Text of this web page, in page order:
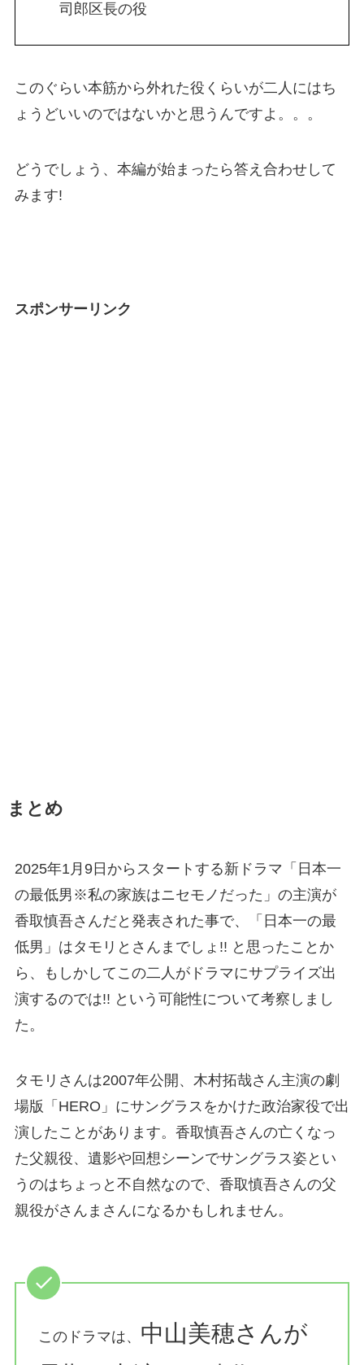
司郎区長の役
このぐらい本筋から外れた役くらいが二人にはち
ょうどいいのではないかと思うんですよ。。。
どうでしょう、本編が始まったら答え合わせして
みます!
スポンサーリンク
まとめ
2025年1月9日からスタートする新ドラマ「日本一
の最低男※私の家族はニセモノだった」の主演が
香取慎吾さんだと発表された事で、「日本一の最
低男」はタモリとさんまでしょ!! と思ったことか
ら、もしかしてこの二人がドラマにサプライズ出
演するのでは!! という可能性について考察しまし
た。
タモリさんは2007年公開、木村拓哉さん主演の劇
場版「HERO」にサングラスをかけた政治家役で出
演したことがあります。香取慎吾さんの亡くなっ
た父親役、遺影や回想シーンでサングラス姿とい
うのはちょっと不自然なので、香取慎吾さんの父
親役がさんまさんになるかもしれません。
このドラマは、 中山美穂さんが